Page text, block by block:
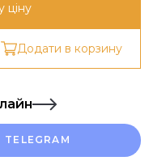
ціну
Додати в корзину
TELEGRAM